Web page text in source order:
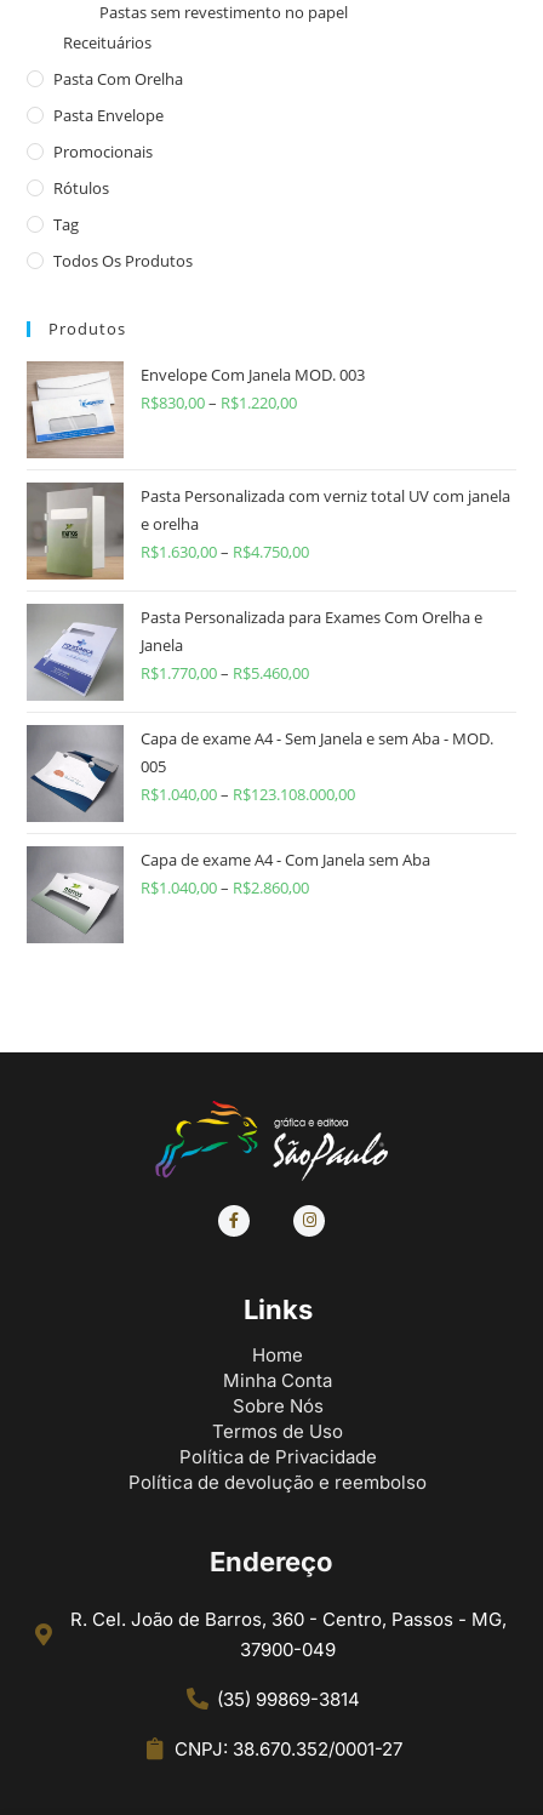
Pastas sem revestimento no papel
Receituários
Pasta Com Orelha
Pasta Envelope
Promocionais
Rótulos
Tag
Todos Os Produtos
Produtos
Envelope Com Janela MOD. 003
R$830,00– R$1.220,00
Pasta Personalizada com verniz total UV com janela
e orelha
R$1.630,00– R$4.750,00
Pasta Personalizada para Exames Com Orelha e
Janela
R$1.770,00– R$5.460,00
Capa de exame A4 - Sem Janela e sem Aba - MOD.
005
R$1.040,00– R$123.108.000,00
Capa de exame A4 - Com Janela sem Aba
R$1.040,00– R$2.860,00
Links
Home
Minha Conta
Sobre Nós
Termos de Uso
Política de Privacidade
Política de devolução e reembolso
Endereço
R. Cel. João de Barros, 360 - Centro, Passos - MG,
37900-049
(35) 99869-3814
CNPJ: 38.670.352/0001-27